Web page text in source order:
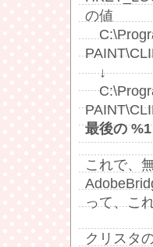
の値
↓
最後の
これで、
って、こ
クリスタ